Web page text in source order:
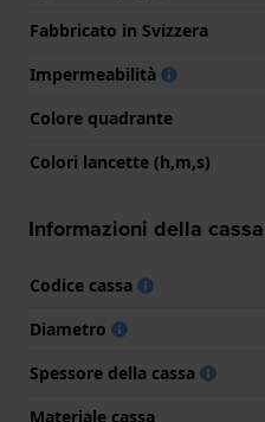
Fabbricato in Svizzera
Impermeabilità
Colore quadrante
Colori lancette (h,m,s)
Informazioni della cassa
Codice cassa
Diametro
Spessore della cassa
Materiale cassa